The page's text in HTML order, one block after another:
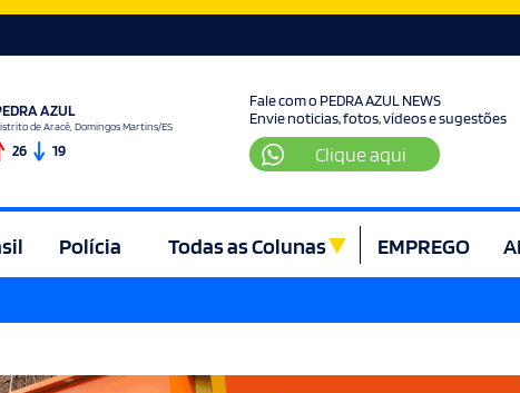
AZUL
de Aracê, Domingos Martins/ES
26 19
Fale com o PEDRA AZUL NEWS
Envie noticias, fotos, vídeos e sugestões
Clique aqui
Polícia Todas as Colunas EMPREGO